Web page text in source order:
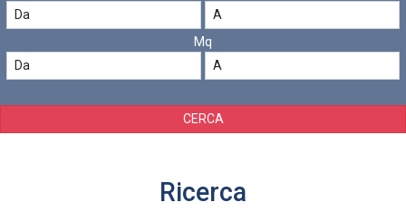
Mq
CERCA
Ricerca